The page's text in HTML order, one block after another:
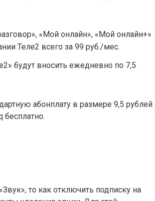
«Мой онлайн», «Мой онлайн+»
Теле2 всего за 99 руб./мес.
будут вносить ежедневно по 7,5
абонплату в размере 9,5 рублей
бесплатно.
то как отключить подписку на